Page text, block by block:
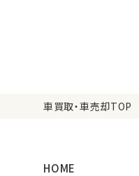
車買取・車売却TOP
HOME